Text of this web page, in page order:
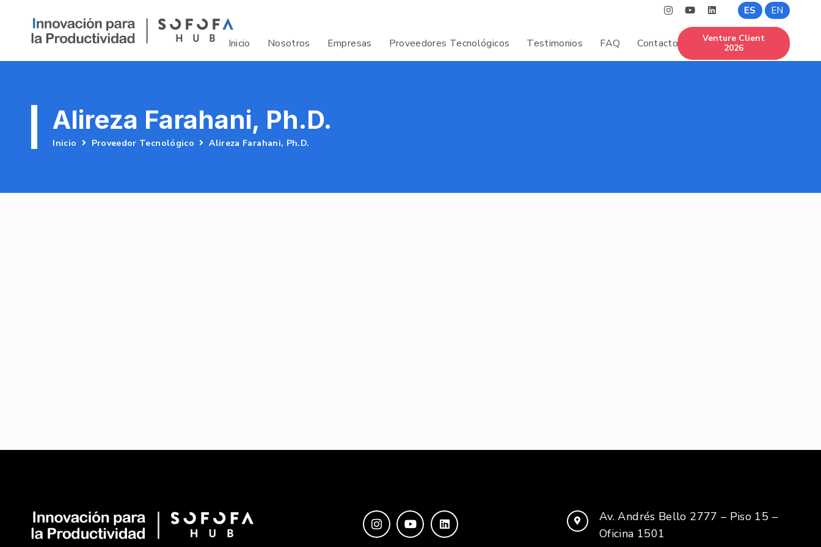
ES EN
Inicio Nosotros Empresas Proveedores Tecnológicos Testimonios FAQ Contacto
Venture Client
2026
Alireza Farahani, Ph.D.
Inicio Proveedor Tecnológico Alireza Farahani, Ph.D.
Av. Andrés Bello 2777 – Piso 15 –
Oficina 1501